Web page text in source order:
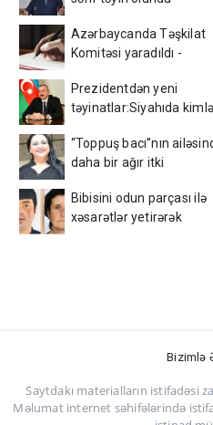
Azərbaycanda Təşkilat
Komitəsi yaradıldı -
Prezidentdən yeni
təyinatlar:Siyahıda
“Toppuş bacı”nın
daha bir ağır itki
Bibisini odun parçası ilə
xəsarətlər yetirərək
Bizimlə
Saytdakı materialların istifadəsi
Məlumat internet səhifələrində